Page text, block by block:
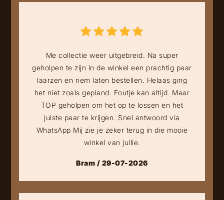
Me collectie weer uitgebreid. Na super
geholpen te zijn in de winkel een prachtig paar
laarzen en riem laten bestellen. Helaas ging
het niet zoals gepland. Foutje kan altijd. Maar
TOP geholpen om het op te lossen en het
juiste paar te krijgen. Snel antwoord via
WhatsApp Mij zie je zeker terug in die mooie
winkel van jullie.
Bram / 29-07-2026